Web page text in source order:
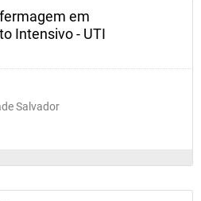
em
Intensivo - UTI
Salvador